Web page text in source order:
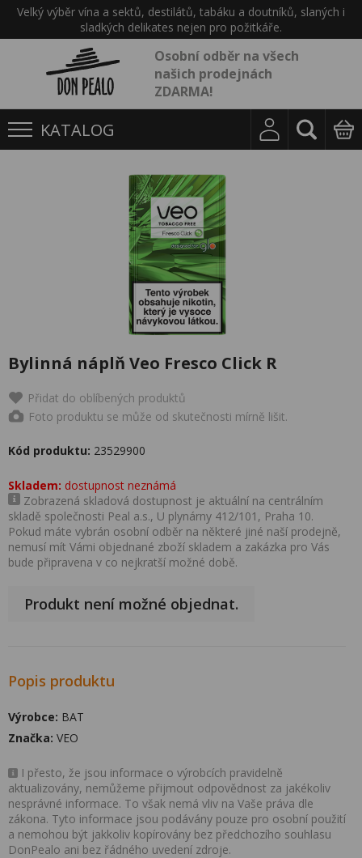
Velký výběr vína a sektů, destilátů, tabáku a doutníků, slaných i
sladkých delikates nejen pro požitkáře.
Osobní odběr na všech
našich prodejnách
ZDARMA!
KATALOG
Bylinná náplň Veo Fresco Click R
Přidat do oblíbených produktů
Foto produktu se může od skutečnosti mírně lišit.
Kód produktu: 23529900
Skladem: dostupnost neznámá
Zobrazená skladová dostupnost je aktuální na centrálním
skladě společnosti Peal a.s., U plynárny 412/101, Praha 10.
Pokud máte vybrán osobní odběr na některé jiné naší prodejně,
nemusí mít Vámi objednané zboží skladem a zakázka pro Vás
bude připravena v co nejkratší možné době.
Produkt není možné objednat.
Popis produktu
Výrobce: BAT
Značka: VEO
I přesto, že jsou informace o výrobcích pravidelně
aktualizovány, nemůžeme přijmout odpovědnost za jakékoliv
nesprávné informace. To však nemá vliv na Vaše práva dle
zákona. Tyto informace jsou podávány pouze pro osobní použití
a nemohou být jakkoliv kopírovány bez předchozího souhlasu
DonPealo ani bez řádného uvedení zdroje.